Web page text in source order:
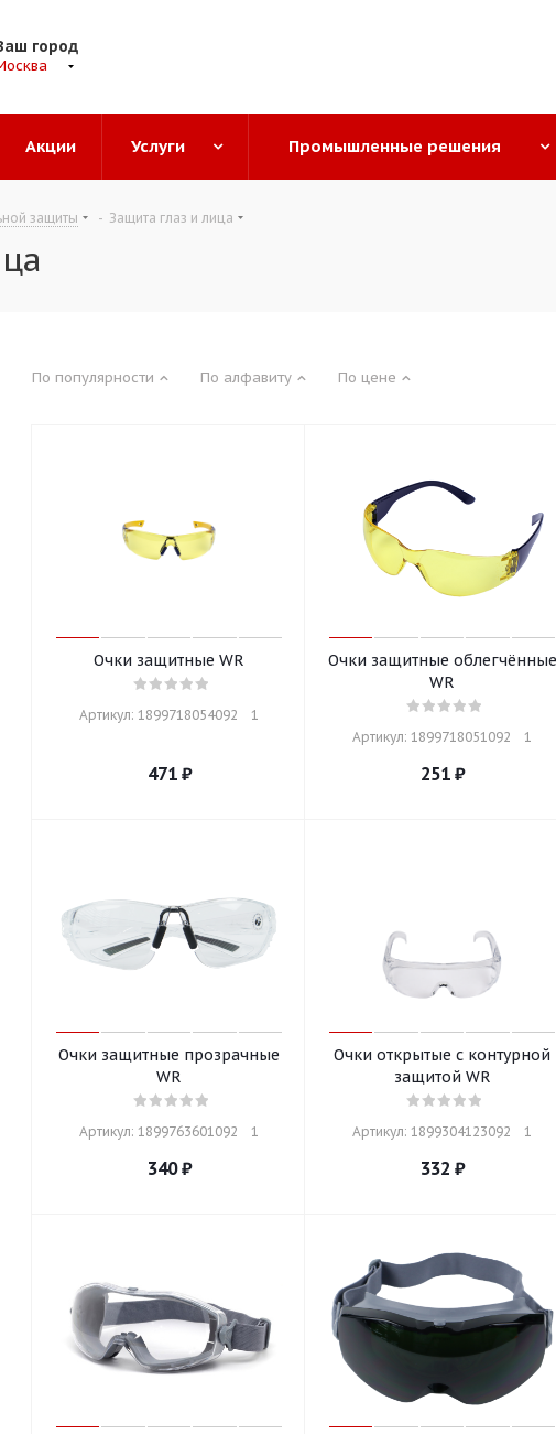
город
Акции Услуги Промышленные решения
защиты - Защита глаз и лица
По популярности По алфавиту По цене
Очки защитные WR
Артикул: 1899718054092    1
471₽
Очки защитные облегчённые
WR
Артикул: 1899718051092    1
251₽
Очки защитные прозрачные
WR
Артикул: 1899763601092    1
340₽
Очки открытые с контурной
защитой WR
Артикул: 1899304123092    1
332 ₽